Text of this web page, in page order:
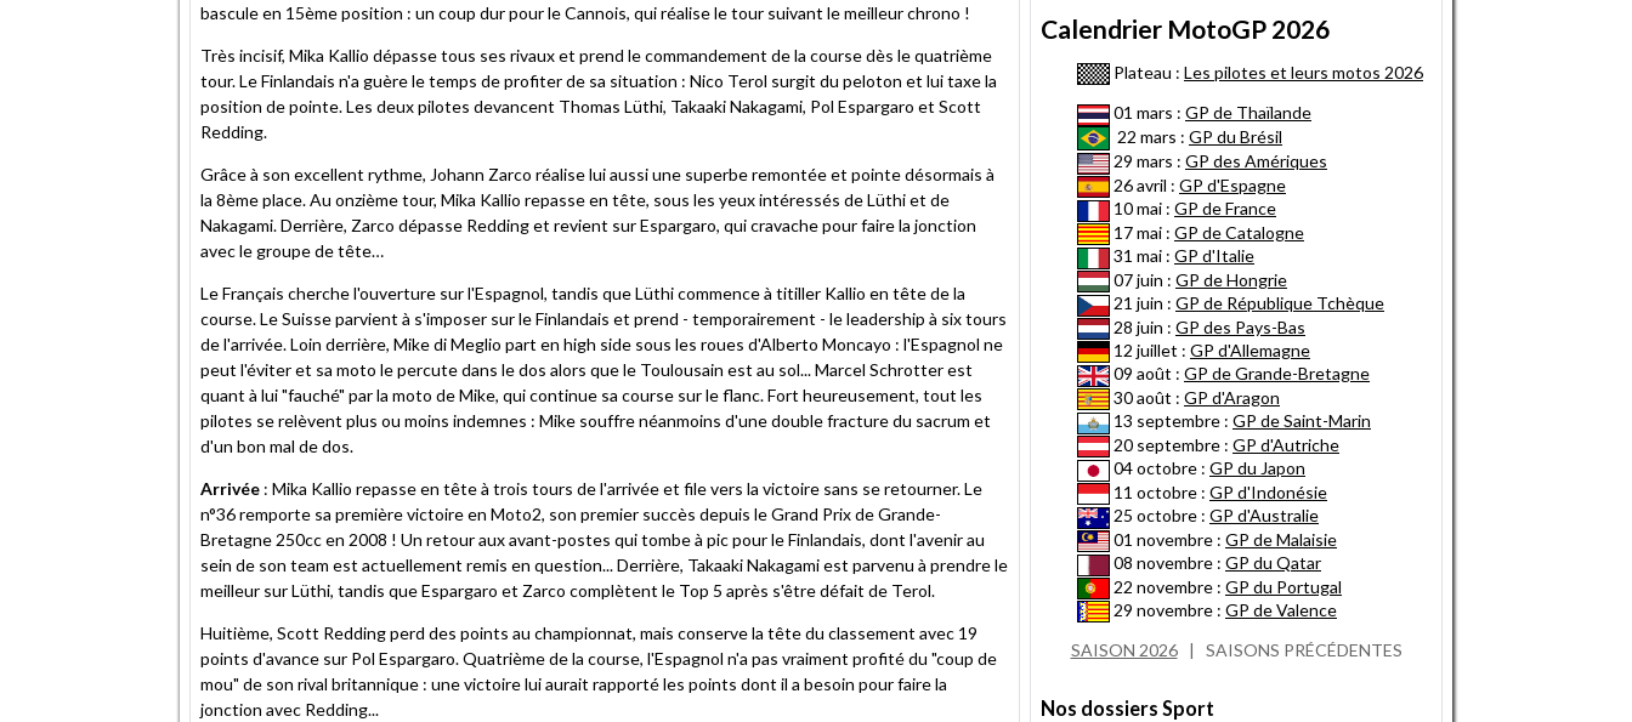
bascule en 15ème position : un coup dur pour le Cannois, qui réalise le tour suivant le meilleur chrono !
Très incisif, Mika Kallio dépasse tous ses rivaux et prend le commandement de la course dès le quatrième
tour. Le Finlandais n'a guère le temps de profiter de sa situation : Nico Terol surgit du peloton et lui taxe la
position de pointe. Les deux pilotes devancent Thomas Lüthi, Takaaki Nakagami, Pol Espargaro et Scott
Redding.
Grâce à son excellent rythme, Johann Zarco réalise lui aussi une superbe remontée et pointe désormais à
la 8ème place. Au onzième tour, Mika Kallio repasse en tête, sous les yeux intéressés de Lüthi et de
Nakagami. Derrière, Zarco dépasse Redding et revient sur Espargaro, qui cravache pour faire la jonction
avec le groupe de tête…
Le Français cherche l'ouverture sur l'Espagnol, tandis que Lüthi commence à titiller Kallio en tête de la
course. Le Suisse parvient à s'imposer sur le Finlandais et prend - temporairement - le leadership à six tours
de l'arrivée. Loin derrière, Mike di Meglio part en high side sous les roues d'Alberto Moncayo : l'Espagnol ne
peut l'éviter et sa moto le percute dans le dos alors que le Toulousain est au sol... Marcel Schrotter est
quant à lui "fauché" par la moto de Mike, qui continue sa course sur le flanc. Fort heureusement, tout les
pilotes se relèvent plus ou moins indemnes : Mike souffre néanmoins d'une double fracture du sacrum et
d'un bon mal de dos.
Arrivée : Mika Kallio repasse en tête à trois tours de l'arrivée et file vers la victoire sans se retourner. Le
n°36 remporte sa première victoire en Moto2, son premier succès depuis le Grand Prix de Grande-
Bretagne 250cc en 2008 ! Un retour aux avant-postes qui tombe à pic pour le Finlandais, dont l'avenir au
sein de son team est actuellement remis en question... Derrière, Takaaki Nakagami est parvenu à prendre le
meilleur sur Lüthi, tandis que Espargaro et Zarco complètent le Top 5 après s'être défait de Terol.
Huitième, Scott Redding perd des points au championnat, mais conserve la tête du classement avec 19
points d'avance sur Pol Espargaro. Quatrième de la course, l'Espagnol n'a pas vraiment profité du "coup de
mou" de son rival britannique : une victoire lui aurait rapporté les points dont il a besoin pour faire la
jonction avec Redding...
Calendrier MotoGP 2026
Plateau : Les pilotes et leurs motos 2026
01 mars : GP de Thaïlande
22 mars : GP du Brésil
29 mars : GP des Amériques
26 avril : GP d'Espagne
10 mai : GP de France
17 mai : GP de Catalogne
31 mai : GP d'Italie
07 juin : GP de Hongrie
21 juin : GP de République Tchèque
28 juin : GP des Pays-Bas
12 juillet : GP d'Allemagne
09 août : GP de Grande-Bretagne
30 août : GP d'Aragon
13 septembre : GP de Saint-Marin
20 septembre : GP d'Autriche
04 octobre : GP du Japon
11 octobre : GP d'Indonésie
25 octobre : GP d'Australie
01 novembre : GP de Malaisie
08 novembre : GP du Qatar
22 novembre : GP du Portugal
29 novembre : GP de Valence
SAISON 2026| SAISONS PRÉCÉDENTES
Nos dossiers Sport